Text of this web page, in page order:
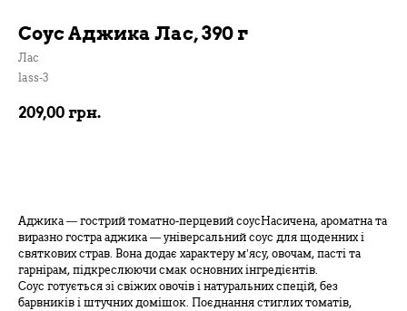
Соус Аджика Лас, 390 г
Лас
lass-3
209,00 грн.
Аджика — гострий томатно-перцевий соусНасичена, ароматна та
виразно гостра аджика — універсальний соус для щоденних і
святкових страв. Вона додає характеру м’ясу, овочам, пасті та
гарнірам, підкреслюючи смак основних інгредієнтів.
Соус готується зі свіжих овочів і натуральних спецій, без
барвників і штучних домішок. Поєднання стиглих томатів,